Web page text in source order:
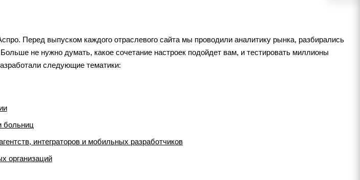
Перед выпуском каждого отраслевого сайта мы проводили аналитику рынка, разбирались
не нужно думать, какое сочетание настроек подойдет вам, и тестировать миллионы
следующие тематики:
больниц
интеграторов и мобильных разработчиков
организаций